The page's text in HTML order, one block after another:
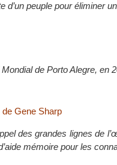
d’un peuple pour éliminer
de Porto Alegre, en
Gene Sharp
des grandes lignes de
mémoire pour les